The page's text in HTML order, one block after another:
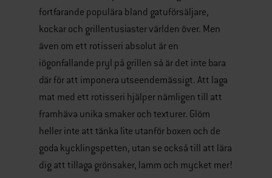
fortfarande populära bland gatuförsäljare,
kockar och grillentusiaster världen över. Men
även om ett rotisseri absolut är en
iögonfallande pryl på grillen så är det inte bara
där för att imponera utseendemässigt. Att laga
mat med ett rotisseri hjälper nämligen till att
framhäva unika smaker och texturer. Glöm
heller inte att tänka lite utanför boxen och de
goda kycklingspetten, utan se också till att lära
dig att tillaga grönsaker, lamm och mycket mer!